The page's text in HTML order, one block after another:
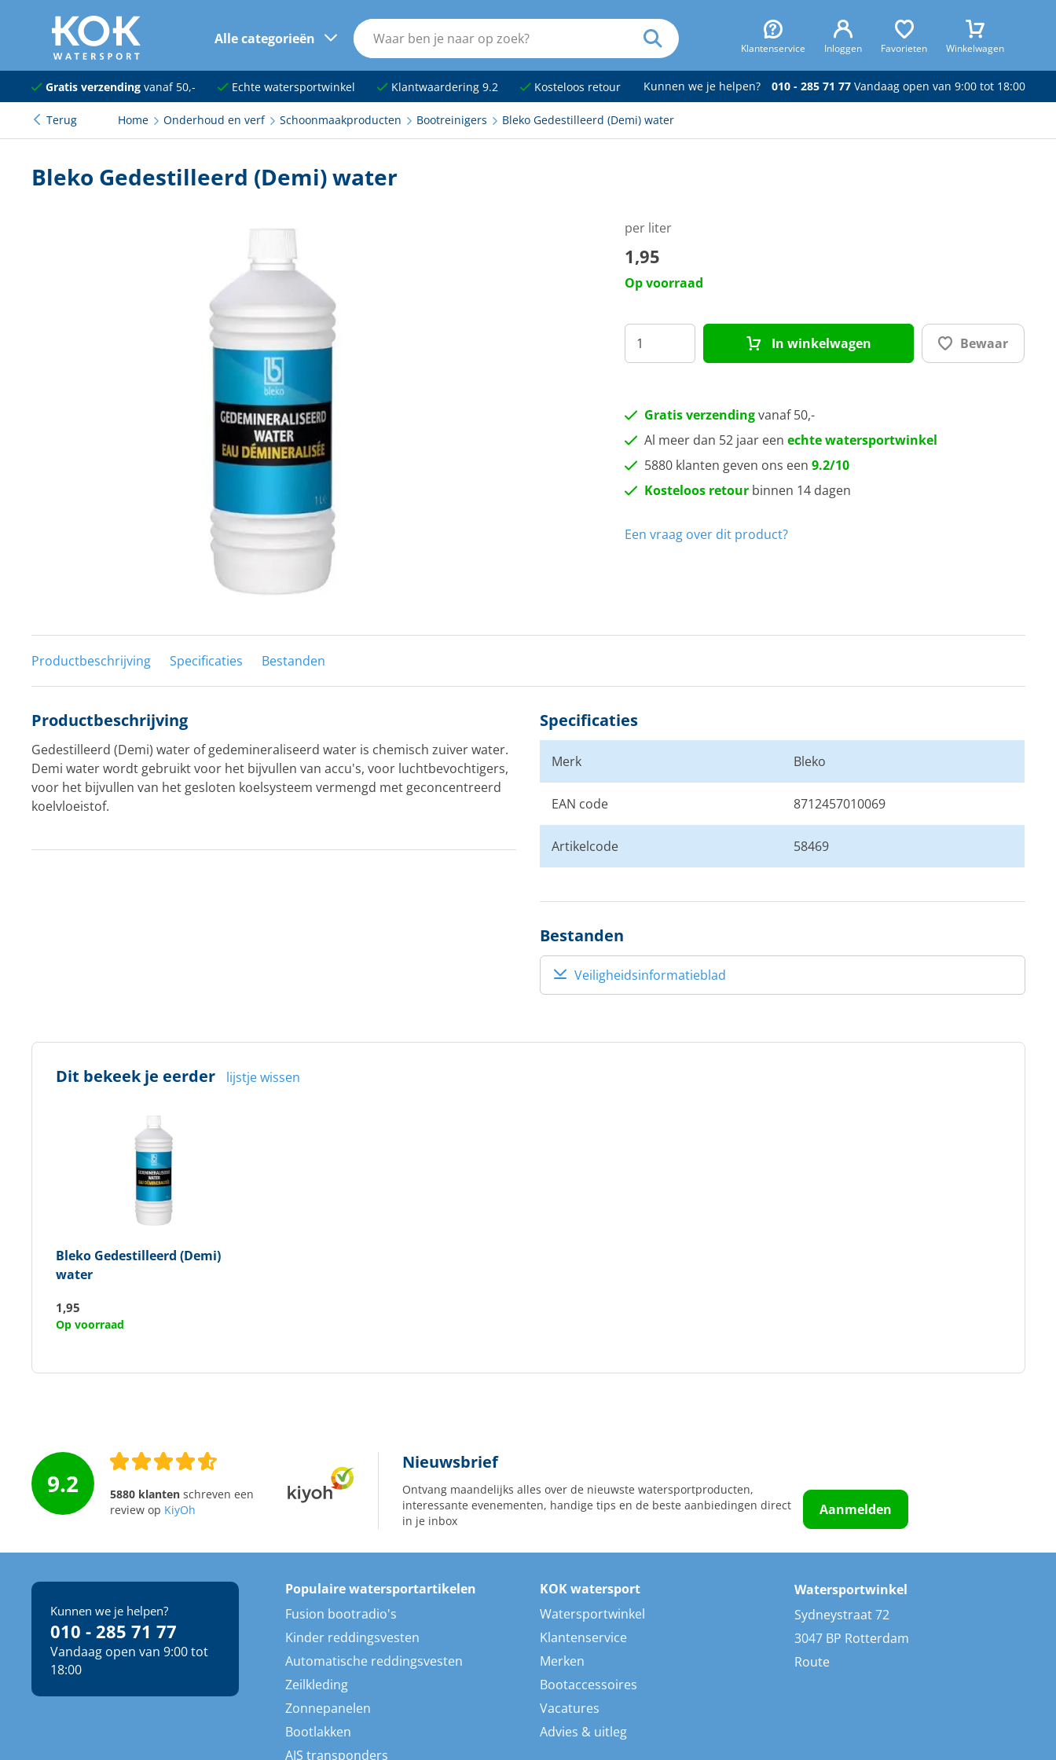
naar hoofdinhoud
Alle categorieën
Klantenservice Inloggen Favorieten Winkelwagen
Navigatie
Dekuitrusting
Gratis verzendingvanaf 50,- Echte watersportwinkel Klantwaardering 9.2 Kosteloos retour Kunnen we je helpen? 010 - 285 71 77Vandaag open van 9:00 tot 18:00
Terug Home Onderhoud en verf Schoonmaakproducten Bootreinigers Bleko Gedestilleerd (Demi) water
Bleko Gedestilleerd (Demi) water
per liter
1,95
Op voorraad
In winkelwagen Bewaar
Gratis verzendingvanaf 50,-
Al meer dan 52 jaar een echte watersportwinkel
5880 klanten geven ons een 9.2/10
Kosteloos retourbinnen 14 dagen
Een vraag over dit product?
Productbeschrijving Specificaties Bestanden
Productbeschrijving
Gedestilleerd (Demi) water of gedemineraliseerd water is chemisch zuiver water.
Demi water wordt gebruikt voor het bijvullen van accu's, voor luchtbevochtigers,
voor het bijvullen van het gesloten koelsysteem vermengd met geconcentreerd
koelvloeistof.
Specificaties
Merk Bleko
EAN code 8712457010069
Artikelcode 58469
Bestanden
Veiligheidsinformatieblad
Dit bekeek je eerder lijstje wissen
BlekoGedestilleerd (Demi)
water
1,95
Op voorraad
9.2 5880 klantenschreven een
review op KiyOh
Nieuwsbrief
Ontvang maandelijks alles over de nieuwste watersportproducten,
interessante evenementen, handige tips en de beste aanbiedingen direct
in je inbox
Aanmelden
Kunnen we je helpen?
010 - 285 71 77
Vandaag open van 9:00 tot
18:00
Populaire watersportartikelen
Fusion bootradio's
Kinder reddingsvesten
Automatische reddingsvesten
Zeilkleding
Zonnepanelen
Bootlakken
AIS transponders
KOK watersport
Watersportwinkel
Klantenservice
Merken
Bootaccessoires
Vacatures
Advies & uitleg
Watersportwinkel
Sydneystraat 72
3047 BP Rotterdam
Route